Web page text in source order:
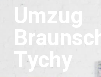
Umzug
Tychy